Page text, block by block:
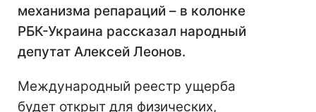
механизма репараций – в колонке
РБК-Украина рассказал народный
депутат Алексей Леонов.
Международный реестр ущерба
будет открыт для физических,